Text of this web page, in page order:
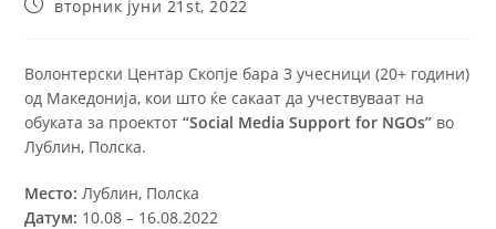
вторник јуни 21st, 2022
Волонтерски Центар Скопје бара 3 учесници (20+ години)
од Македонија, кои што ќе сакаат да учествуваат на
oбуката за проектот“Social Media Support for NGOs” во
Лублин, Полска.
Место: Лублин, Полска
Датум: 10.08 – 16.08.2022